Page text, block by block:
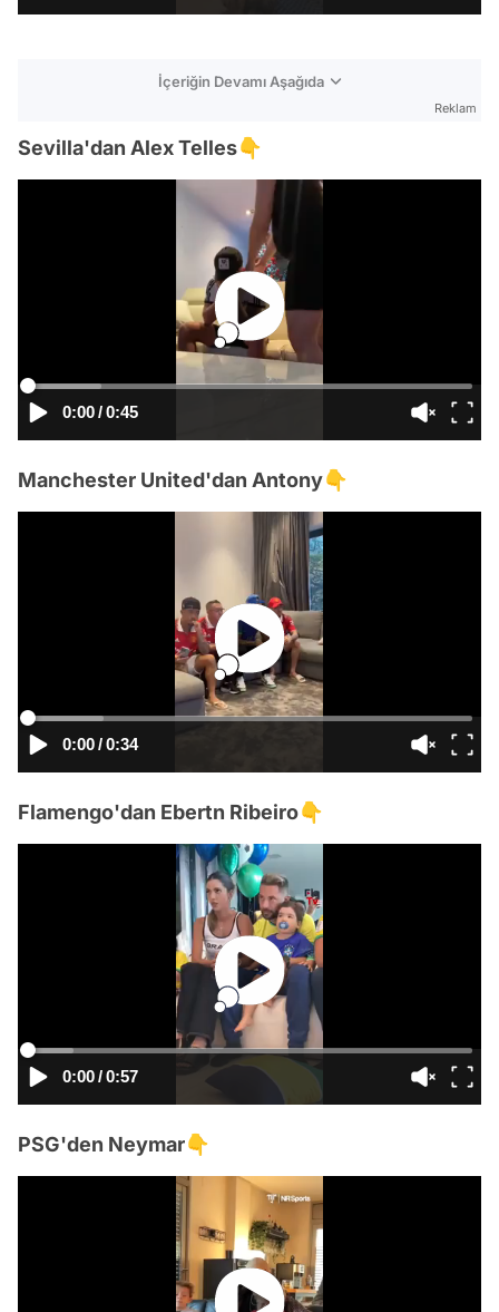
İçeriğin Devamı Aşağıda
Reklam
Sevilla'dan Alex Telles👇
0:00/0:45
Manchester United'dan Antony👇
0:00/0:34
Flamengo'dan Ebertn Ribeiro👇
0:00/0:57
PSG'den Neymar👇